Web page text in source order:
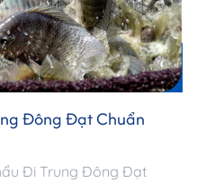
Đông Đạt Chuẩn
Đi Trung Đông Đạt